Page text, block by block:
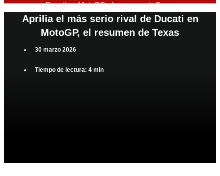
Ducati en MotoGP, el resumen de Texas
Aprilia el más serio rival de Ducati en
MotoGP, el resumen de Texas
30 marzo 2026
Tiempo de lectura: 4 min